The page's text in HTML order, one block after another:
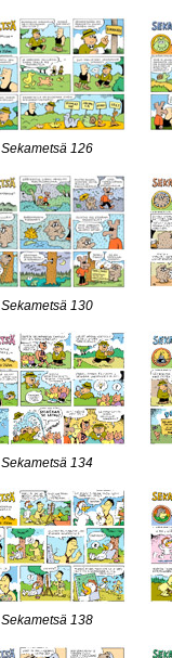
Sekametsä 126
Sekametsä 130
Sekametsä 134
Sekametsä 138